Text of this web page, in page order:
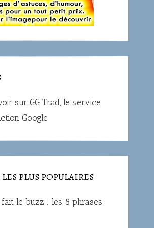
sur GG Trad, le service
Google
PLUS POPULAIRES
fait le buzz : les 8 phrases